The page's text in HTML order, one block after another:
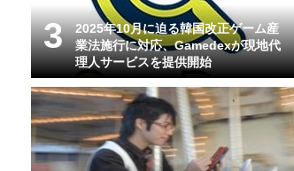
2025年10月に迫る韓国改正ゲーム産
業法施行に対応、Gamedexが現地代
理人サービスを提供開始